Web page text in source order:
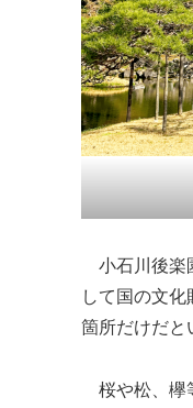
小石川後楽
して国の文
箇所だけだと
桜や松、欅